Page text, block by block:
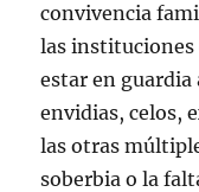
convivencia
las instituciones
estar en guardia
envidias, celos,
las otras
soberbia o la